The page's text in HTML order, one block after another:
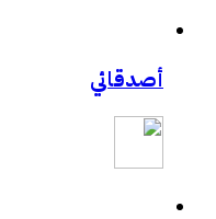
أصدقائي